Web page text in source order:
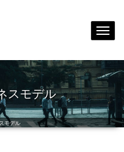
スモデル
モデル